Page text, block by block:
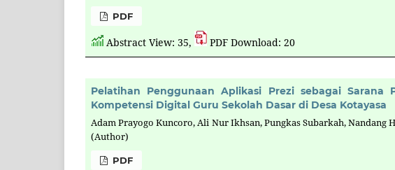
PDF
Abstract View: 35, PDF Download: 20
Pelatihan Penggunaan Aplikasi Prezi sebagai
Kompetensi Digital Guru Sekolah Dasar di Desa Kotayasa
Adam Prayogo Kuncoro, Ali Nur Ikhsan, Pungkas Subarkah,
(Author)
PDF